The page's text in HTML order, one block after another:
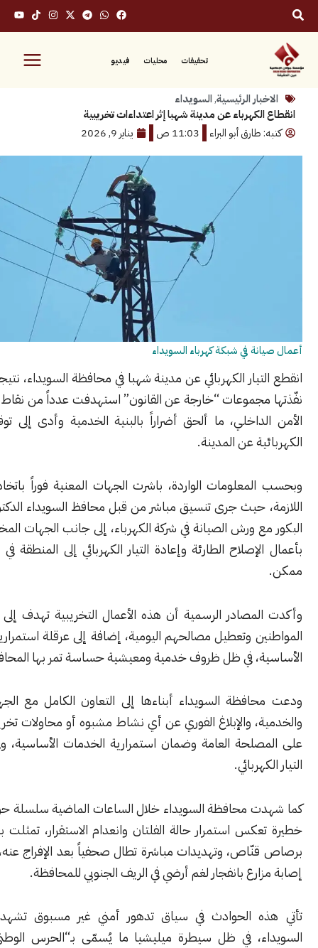
محليات فيديو
الرئيسية,السويداء
عن مدينة شهبا إثر اعتداءات تخريبية
أبو البراء
11:03 ص يناير 9, 2026
في شبكة كهرباء السويداء
الكهربائي عن مدينة شهبا في محافظة السويداء، نتيجة اعتداءات
“خارجة عن القانون” استهدفت عدداً من نقاط تمركز قوات
ما ألحق أضراراً بالبنية الخدمية وأدى إلى توقف التغذية
عن المدينة.
الواردة، باشرت الجهات المعنية فوراً باتخاذ الإجراءات
حيث جرى تنسيق مباشر من قبل محافظ السويداء الدكتور مصطفى
ورش الصيانة في شركة الكهرباء، إلى جانب الجهات المختصة، للبدء
الطارئة وإعادة التيار الكهربائي إلى المنطقة في أقرب وقت
الرسمية أن هذه الأعمال التخريبية تهدف إلى زعزعة أمن
وتعطيل مصالحهم اليومية، إضافة إلى عرقلة استمرارية الخدمات
في ظل ظروف خدمية ومعيشية حساسة تمر بها المحافظة.
السويداء أبناءها إلى التعاون الكامل مع الجهات الأمنية
والإبلاغ الفوري عن أي نشاط مشبوه أو محاولات تخريب، حفاظاً
العامة وضمان استمرارية الخدمات الأساسية، وفي مقدمتها
محافظة السويداء خلال الساعات الماضية سلسلة حوادث أمنية
استمرار حالة الفلتان وانعدام الاستقرار، تمثلت بمقتل شاب
وتهديدات مباشرة تطال صحفياً بعد الإفراج عنه، إضافة إلى
بانفجار لغم أرضي في الريف الجنوبي للمحافظة.
الحوادث في سياق تدهور أمني غير مسبوق تشهده محافظة
في ظل سيطرة ميليشيا ما يُسمّى بـ“الحرس الوطني” وانتشار